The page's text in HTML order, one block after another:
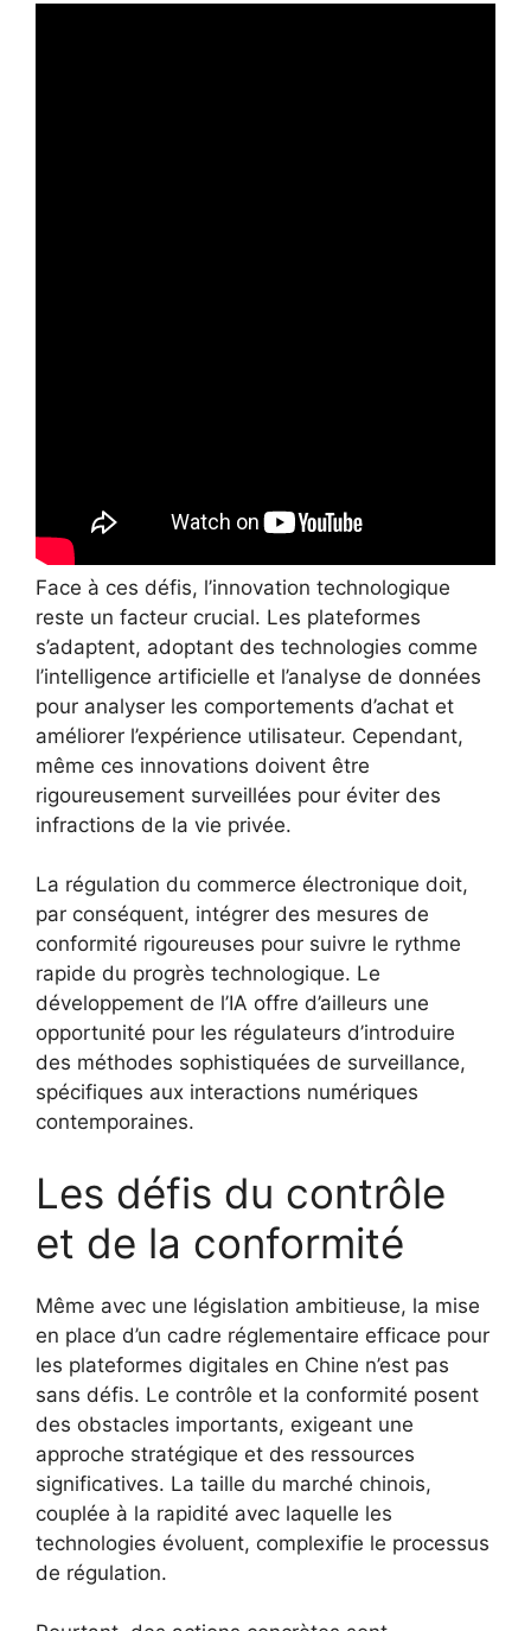
Face à ces défis, l’innovation technologique
reste un facteur crucial. Les plateformes
s’adaptent, adoptant des technologies comme
l’intelligence artificielle et l’analyse de données
pour analyser les comportements d’achat et
améliorer l’expérience utilisateur. Cependant,
même ces innovations doivent être
rigoureusement surveillées pour éviter des
infractions de la vie privée.
La régulation du commerce électronique doit,
par conséquent, intégrer des mesures de
conformité rigoureuses pour suivre le rythme
rapide du progrès technologique. Le
développement de l’IA offre d’ailleurs une
opportunité pour les régulateurs d’introduire
des méthodes sophistiquées de surveillance,
spécifiques aux interactions numériques
contemporaines.
Les défis du contrôle
et de la conformité
Même avec une législation ambitieuse, la mise
en place d’un cadre réglementaire efficace pour
les plateformes digitales en Chine n’est pas
sans défis. Le contrôle et la conformité posent
des obstacles importants, exigeant une
approche stratégique et des ressources
significatives. La taille du marché chinois,
couplée à la rapidité avec laquelle les
technologies évoluent, complexifie le processus
de régulation.